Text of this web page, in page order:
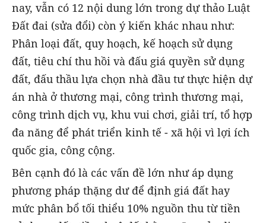
nay, vẫn có 12 nội dung lớn trong dự thảo Luật
Đất đai (sửa đổi) còn ý kiến khác nhau như:
Phân loại đất, quy hoạch, kế hoạch sử dụng
đất, tiêu chí thu hồi và đấu giá quyền sử dụng
đất, đấu thầu lựa chọn nhà đầu tư thực hiện dự
án nhà ở thương mại, công trình thương mại,
công trình dịch vụ, khu vui chơi, giải trí, tổ hợp
đa năng để phát triển kinh tế - xã hội vì lợi ích
quốc gia, công cộng.
Bên cạnh đó là các vấn đề lớn như áp dụng
phương pháp thặng dư để định giá đất hay
mức phân bổ tối thiểu 10% nguồn thu từ tiền